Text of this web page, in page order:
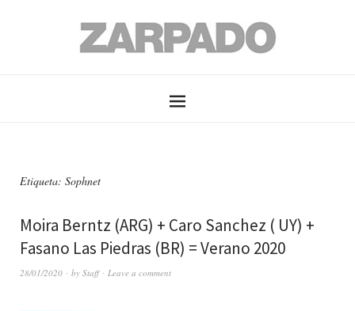
Etiqueta: Sophnet
Moira Berntz (ARG) + Caro Sanchez ( UY) +
Fasano Las Piedras (BR) = Verano 2020
28/01/2020 by Staff Leave a comment